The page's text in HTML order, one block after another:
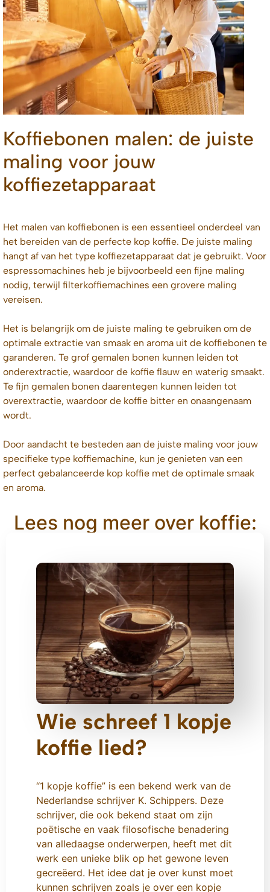
Koffiebonen malen: de juiste
maling voor jouw
koffiezetapparaat
Het malen van koffiebonen is een essentieel onderdeel van
het bereiden van de perfecte kop koffie. De juiste maling
hangt af van het type koffiezetapparaat dat je gebruikt. Voor
espressomachines heb je bijvoorbeeld een fijne maling
nodig, terwijl filterkoffiemachines een grovere maling
vereisen.
Het is belangrijk om de juiste maling te gebruiken om de
optimale extractie van smaak en aroma uit de koffiebonen te
garanderen. Te grof gemalen bonen kunnen leiden tot
onderextractie, waardoor de koffie flauw en waterig smaakt.
Te fijn gemalen bonen daarentegen kunnen leiden tot
overextractie, waardoor de koffie bitter en onaangenaam
wordt.
Door aandacht te besteden aan de juiste maling voor jouw
specifieke type koffiemachine, kun je genieten van een
perfect gebalanceerde kop koffie met de optimale smaak
en aroma.
Lees nog meer over koffie:
Wie schreef 1 kopje
koffie lied?
“1 kopje koffie” is een bekend werk van de
Nederlandse schrijver K. Schippers. Deze
schrijver, die ook bekend staat om zijn
poëtische en vaak filosofische benadering
van alledaagse onderwerpen, heeft met dit
werk een unieke blik op het gewone leven
gecreëerd. Het idee dat je over kunst moet
kunnen schrijven zoals je over een kopje